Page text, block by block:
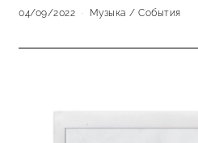
04/09/2022 Музыка / События